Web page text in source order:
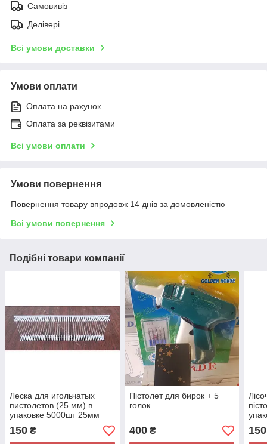
Самовивіз
Делівері
Всі умови доставки
Умови оплати
Оплата на рахунок
Оплата за реквізитами
Всі умови оплати
Умови повернення
Повернення товару впродовж 14 днів за домовленістю
Всі умови повернення
Подібні товари компанії
Леска для игольчатых
пистолетов (25 мм) в
упаковке 5000шт 25мм
150 ₴
Пістолет для бирок + 5
голок
400₴ 150